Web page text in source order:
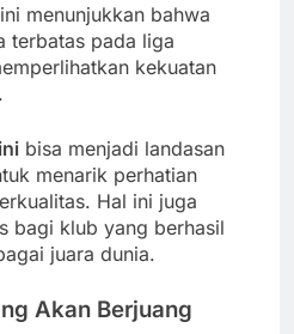
menunjukkan bahwa
terbatas pada liga
kekuatan
bisa menjadi landasan
menarik perhatian
Hal ini juga
bagi klub yang berhasil
juara dunia.
Akan Berjuang